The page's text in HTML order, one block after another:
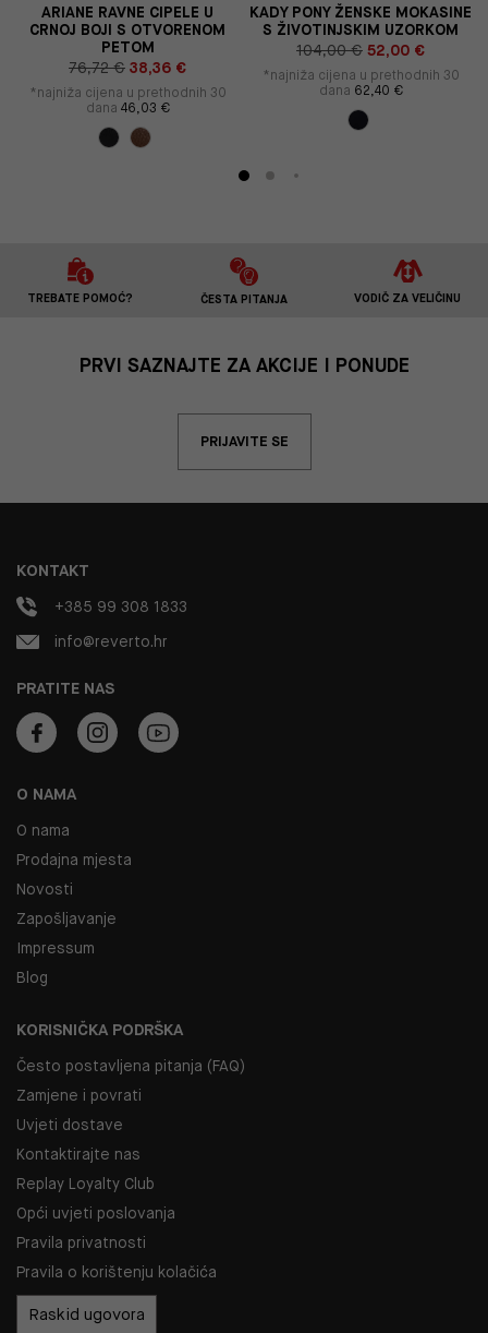
ARIANE RAVNE CIPELE U
CRNOJ BOJI S OTVORENOM
PETOM
76,72 € 38,36 €
*najniža cijena u prethodnih 30
dana 46,03 €
KADY PONY ŽENSKE MOKASINE
S ŽIVOTINJSKIM UZORKOM
104,00 € 52,00 €
*najniža cijena u prethodnih 30
dana 62,40 €
TREBATE POMOĆ? ČESTA PITANJA VODIČ ZA VELIČINU
PRVI SAZNAJTE ZA AKCIJE I PONUDE
PRIJAVITE SE
O NAMA
O nama
Prodajna mjesta
Novosti
Zapošljavanje
Impressum
Blog
KORISNIČKA PODRŠKA
Često postavljena pitanja (FAQ)
Zamjene i povrati
Uvjeti dostave
Kontaktirajte nas
Replay Loyalty Club
Opći uvjeti poslovanja
Pravila privatnosti
Pravila o korištenju kolačića
Raskid ugovora
PRATITE NAS
KONTAKT
+385 99 308 1833
info@reverto.hr